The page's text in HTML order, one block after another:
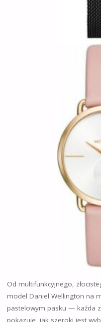
Od multifunkcyjnego,
model Daniel Wellington na
pastelowym pasku — każda
pokazuje, jak szeroki jest